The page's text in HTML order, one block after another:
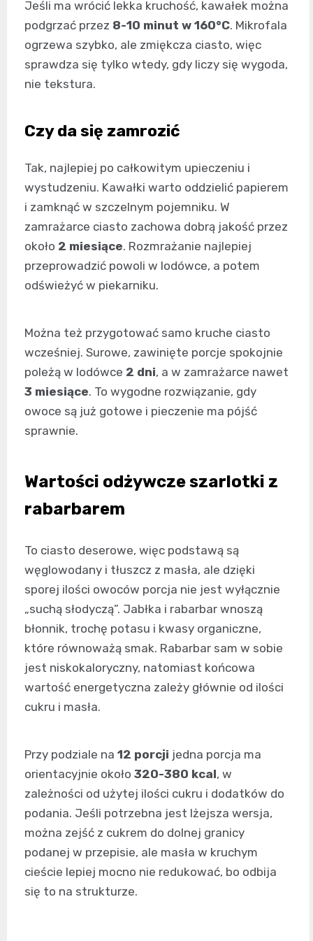
Jeśli ma wrócić lekka kruchość, kawałek można
podgrzać przez 8-10 minut w 160°C. Mikrofala
ogrzewa szybko, ale zmiękcza ciasto, więc
sprawdza się tylko wtedy, gdy liczy się wygoda,
nie tekstura.
Czy da się zamrozić
Tak, najlepiej po całkowitym upieczeniu i
wystudzeniu. Kawałki warto oddzielić papierem
i zamknąć w szczelnym pojemniku. W
zamrażarce ciasto zachowa dobrą jakość przez
około 2 miesiące. Rozmrażanie najlepiej
przeprowadzić powoli w lodówce, a potem
odświeżyć w piekarniku.
Można też przygotować samo kruche ciasto
wcześniej. Surowe, zawinięte porcje spokojnie
poleżą w lodówce 2 dni, a w zamrażarce nawet
3 miesiące. To wygodne rozwiązanie, gdy
owoce są już gotowe i pieczenie ma pójść
sprawnie.
Wartości odżywcze szarlotki z
rabarbarem
To ciasto deserowe, więc podstawą są
węglowodany i tłuszcz z masła, ale dzięki
sporej ilości owoców porcja nie jest wyłącznie
„suchą słodyczą”. Jabłka i rabarbar wnoszą
błonnik, trochę potasu i kwasy organiczne,
które równoważą smak. Rabarbar sam w sobie
jest niskokaloryczny, natomiast końcowa
wartość energetyczna zależy głównie od ilości
cukru i masła.
Przy podziale na 12 porcji jedna porcja ma
orientacyjnie około 320-380 kcal, w
zależności od użytej ilości cukru i dodatków do
podania. Jeśli potrzebna jest lżejsza wersja,
można zejść z cukrem do dolnej granicy
podanej w przepisie, ale masła w kruchym
cieście lepiej mocno nie redukować, bo odbija
się to na strukturze.